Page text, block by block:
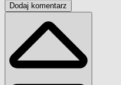
Dodaj komentarz